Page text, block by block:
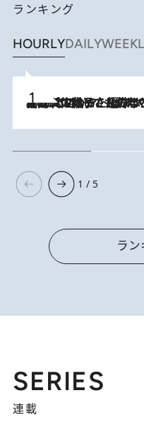
ランキング
HOURLYDAILY
2026.8.5
【阿川佐和子さんの年とる力】なぜ70代で始めた趣味は“こんなに楽しい”のか？ ピアノ、俳句…スランプに陥っても続けられる“ある秘訣”とは
1 / 5
ラ
SERIES
連載